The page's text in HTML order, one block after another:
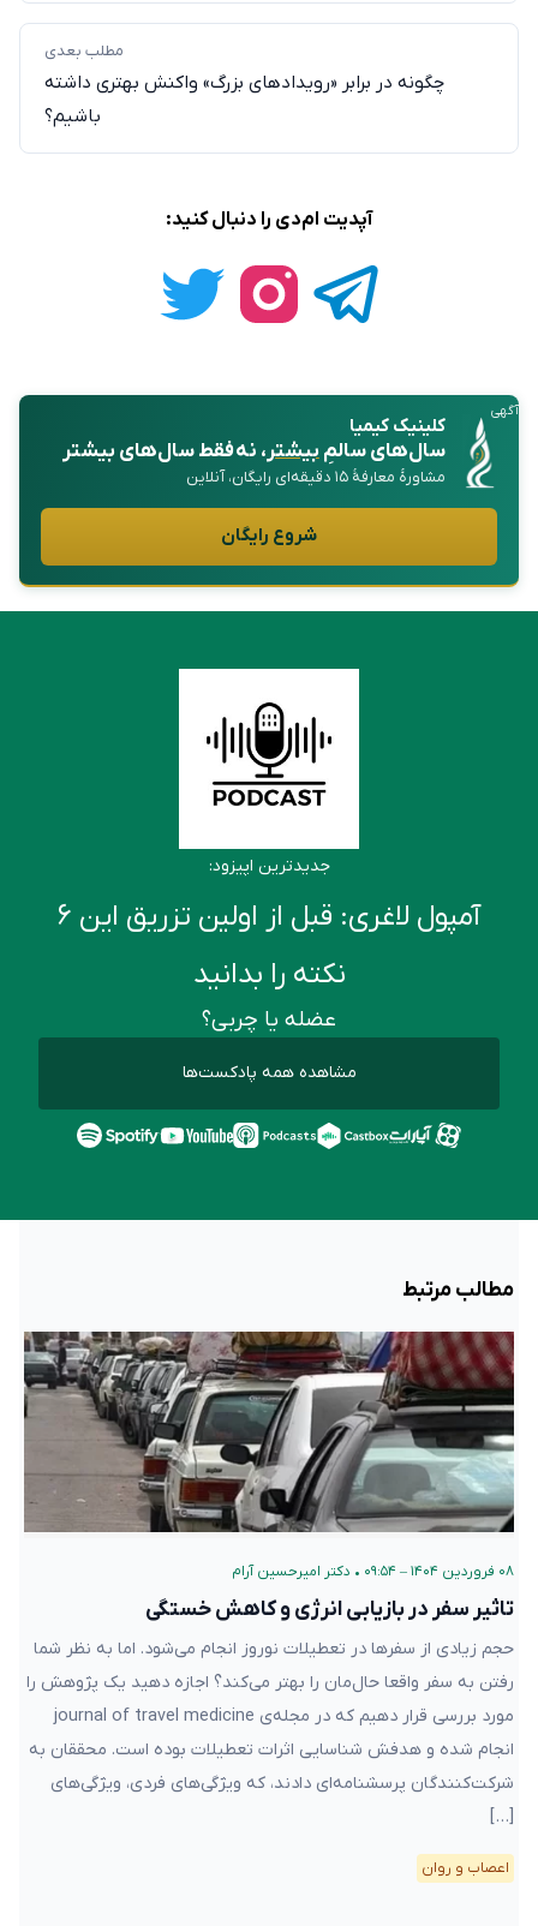
مطلب بعدی
چگونه در برابر «رویدادهای بزرگ» واکنش بهتری داشته
باشیم؟
آپدیت ام‌دی را دنبال کنید:
آگهی
کلینیک کیمیا
سال‌های سالمِبیشتر، نه فقط سال‌های بیشتر
مشاورهٔ معارفهٔ ۱۵ دقیقه‌ای رایگان، آنلاین
شروع رایگان
جدیدترین اپیزود:
آمپول لاغری: قبل از اولین تزریق این ۶
نکته را بدانید
عضله یا چربی؟
مشاهده همه پادکست‌ها
مطالب مرتبط
۰۸ فروردین ۱۴۰۴ – ۰۹:۵۴ • دکتر امیرحسین آرام
تاثیر سفر در بازیابی انرژی و کاهش خستگی
حجم زیادی از سفرها در تعطیلات نوروز انجام می‌شود. اما به نظر شما
رفتن به سفر واقعا حال‌مان را بهتر می‌کند؟ اجازه دهید یک پژوهش را
مورد بررسی قرار دهیم که در مجله‌ی journal of travel medicine
انجام شده و هدفش شناسایی اثرات تعطیلات بوده است. محققان به
شرکت‌کنندگان پرسشنامه‌ای دادند، که ویژگی‌های فردی، ویژگی‌های
[…]
اعصاب و روان